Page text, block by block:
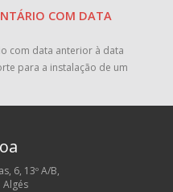
COM DATA
com data anterior à data
para a instalação de um
6, 13º A/B,
Algés